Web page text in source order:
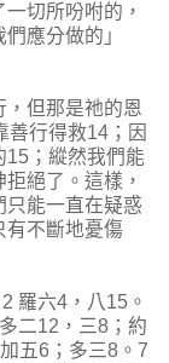
切所吩咐的，
應分做的」
，但那是祂的恩
善行得救14；因
15；縱然我們能
絕了。這樣，
只能一直在疑惑
有不斷地憂傷
羅六4，八15。
二12，三8；約
五6；多三8。7